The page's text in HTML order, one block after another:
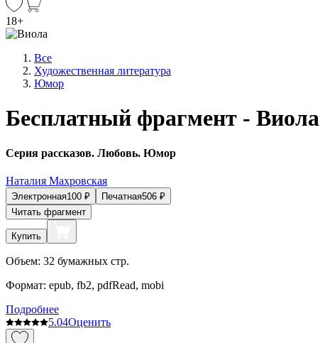
18+
Все
Художественная литература
Юмор
Бесплатный фрагмент - Виола
Серия рассказов. Любовь. Юмор
Наталия Махровская
Электронная100 ₽ Печатная506 ₽
Читать фрагмент
Купить
Объем: 32 бумажных стр.
Формат: epub, fb2, pdfRead, mobi
Подробнее
5.04Оценить